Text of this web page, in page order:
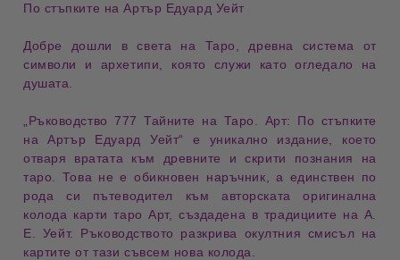
По стъпките на Артър Едуард Уейт
Добре дошли всвета на Таро древна система
от
символи и архетипи, която служи катоогледало на
душата
Ръководство 777 Тайните на Таро. Арт: По стъпките
на Артър Едуард Уейт“
е уникално издание, което
отваря вратата към древните и скрити познания
на
таро. Това не е обикновен наръчник, а единствен по
рода си пътеводител
къмавторската оригинална
колода карти таро Арт, създадена в традициите на А.
Е. Уейт. Ръководството разкрива окултния смисъл на
картите от тази съвсем нова колода.